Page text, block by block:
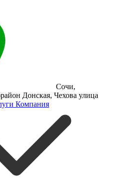
Сочи,
Донская, Чехова улица
Компания